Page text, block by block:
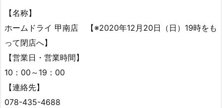
【名称】
ホームドライ 甲南店 【※2020年12月20日（日）19時をも
って閉店へ】
【営業日・営業時間】
10：00～19：00
【連絡先】
078-435-4688